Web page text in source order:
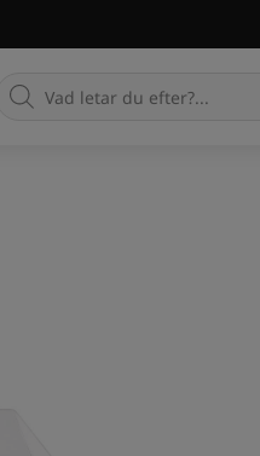
Products
search